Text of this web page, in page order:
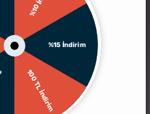
%15 İndirim
100 TL İndirim